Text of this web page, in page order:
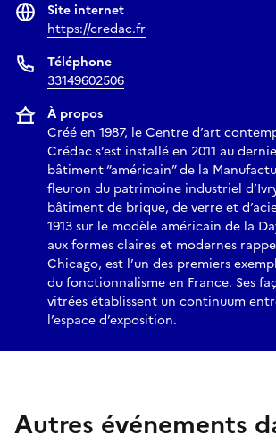
Site internet
https://credac.fr
Téléphone
33149602506
À propos
Créé en 1987, le Centre d’art
Crédac s’est installé en 2011 au
bâtiment “américain” de la
fleuron du patrimoine industriel
bâtiment de brique, de verre et
1913 sur le modèle américain de la
aux formes claires et modernes
Chicago, est l’un des premiers
du fonctionnalisme en France. Ses
vitrées établissent un continuum
l’espace d’exposition.
Autres événements